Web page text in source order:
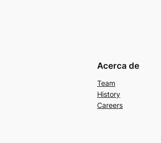
Acerca de
Team
History
Careers